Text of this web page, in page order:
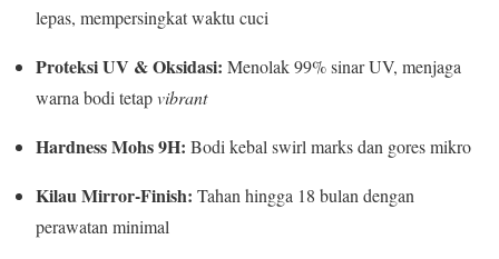
lepas, mempersingkat waktu cuci
Proteksi UV & Oksidasi: Menolak 99% sinar UV, menjaga
warna bodi tetapvibrant
Hardness Mohs 9H: Bodi kebal swirl marks dan gores mikro
Kilau Mirror-Finish: Tahan hingga 18 bulan dengan
perawatan minimal